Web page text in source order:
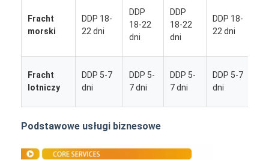
Dom
Produkty
Fracht
morski
DDP 18-
22 dni
DDP
18-22
dni
DDP
18-22
dni
DDP 18-
22 dni
Fracht
lotniczy
DDP 5-7
dni
DDP 5-
7 dni
DDP 5-
7 dni
DDP 5-7
dni
Podstawowe usługi biznesowe